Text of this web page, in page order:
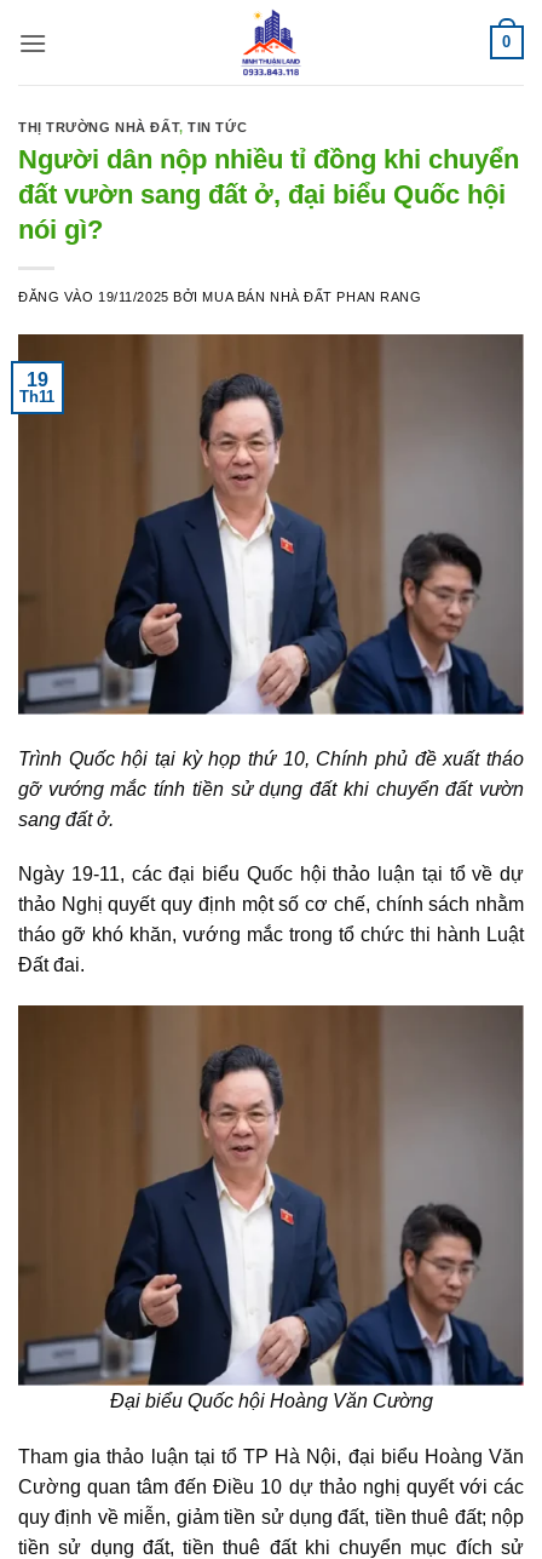
qua
0
THỊ TRƯỜNG NHÀ ĐẤT,TIN TỨC
Người dân nộp nhiều tỉ đồng khi chuyển
đất vườn sang đất ở, đại biểu Quốc hội
nói gì?
ĐĂNG VÀO 19/11/2025 BỞI MUA BÁN NHÀ ĐẤT PHAN RANG
19
Th11
Trình Quốc hội tại kỳ họp thứ 10, Chính phủ đề xuất tháo
gỡ vướng mắc tính tiền sử dụng đất khi chuyển đất vườn
sang đất ở.
Ngày 19-11, các đại biểu Quốc hội thảo luận tại tổ về dự
thảo Nghị quyết quy định một số cơ chế, chính sách nhằm
tháo gỡ khó khăn, vướng mắc trong tổ chức thi hành Luật
Đất đai.
Đại biểu Quốc hội Hoàng Văn Cường
Tham gia thảo luận tại tổ TP Hà Nội, đại biểu Hoàng Văn
Cường quan tâm đến Điều 10 dự thảo nghị quyết với các
quy định về miễn, giảm tiền sử dụng đất, tiền thuê đất; nộp
tiền sử dụng đất, tiền thuê đất khi chuyển mục đích sử